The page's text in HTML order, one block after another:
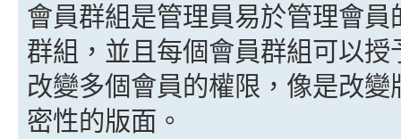
會員群組是管理員易於管理會
群組，並且每個會員群組可以
改變多個會員的權限，像是改
密性的版面。